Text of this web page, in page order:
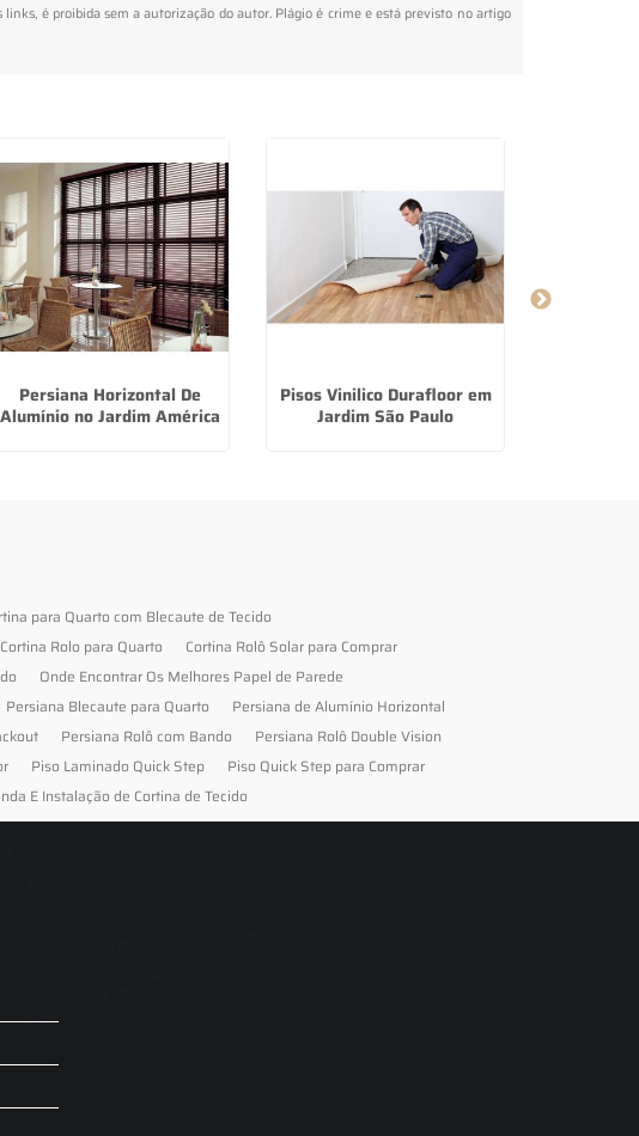
é proibida sem a autorização do autor. Plágio é crime e está previsto no artigo
Persiana Horizontal De
Alumínio no Jardim América
Pisos Vinilico Durafloor em
Jardim São Paulo
para Quarto com Blecaute de Tecido
Cortina Rolo para Quarto
Cortina Rolô Solar para Comprar
Onde Encontrar Os Melhores Papel de Parede
Persiana Blecaute para Quarto
Persiana de Alumínio Horizontal
Persiana Rolô com Bando
Persiana Rolô Double Vision
Piso Laminado Quick Step
Piso Quick Step para Comprar
E Instalação de Cortina de Tecido